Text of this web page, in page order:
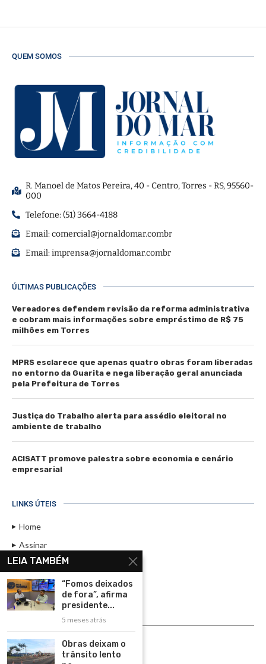
QUEM SOMOS
R. Manoel de Matos Pereira, 40 - Centro, Torres - RS, 95560-
000
Telefone: (51) 3664-4188
Email:comercial@jornaldomar.combr
Email:imprensa@jornaldomar.combr
ÚLTIMAS PUBLICAÇÕES
Vereadores defendem revisão da reforma administrativa
e cobram mais informações sobre empréstimo de R$ 75
milhões em Torres
MPRS esclarece que apenas quatro obras foram liberadas
no entorno da Guarita e nega liberação geral anunciada
pela Prefeitura de Torres
Justiça do Trabalho alerta para assédio eleitoral no
ambiente de trabalho
ACISATT promove palestra sobre economia e cenário
empresarial
LINKS ÚTEIS
Home
Assinar
Contato
Política de Privacidade
Rádio Maristela - Ao Vivo
ASSINE
LEIA TAMBÉM
“Fomos deixados
de fora”, afirma
presidente...
5 meses atrás
Obras deixam o
trânsito lento